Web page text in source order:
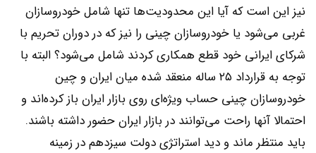
نیز این است که آیا این محدودیت‌ها تنها شامل خودروسازان
غربی می‌شود یا خودروسازان چینی را نیز که در دوران تحریم با
شرکای ایرانی خود قطع همکاری کردند شامل می‌شود؟ البته با
توجه به قرارداد ۲۵ ساله منعقد شده میان ایران و چین
خودروسازان چینی حساب ویژه‌ای روی بازار ایران باز کرده‌اند و
احتمالا آنها راحت می‌توانند در بازار ایران حضور داشته باشند.
باید منتظر ماند و دید استراتژی دولت سیزدهم در زمینه